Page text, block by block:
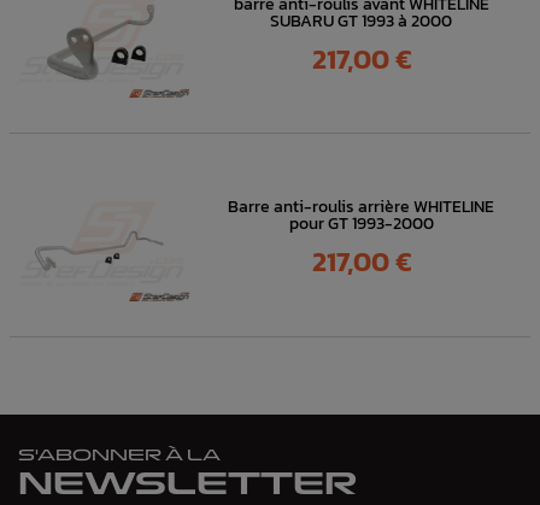
SUBARU GT 1993 à 2000
Prix
217,00 €
Barre anti-roulis arrière WHITELINE
pour GT 1993-2000
Prix
217,00 €
S'ABONNER À LA
NEWSLETTER